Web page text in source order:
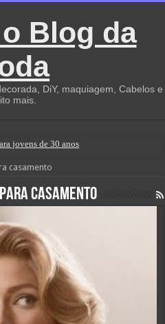
Blog da
DiY, maquiagem, Cabelos e
mais.
jovens de 30 anos
casamento
casamento